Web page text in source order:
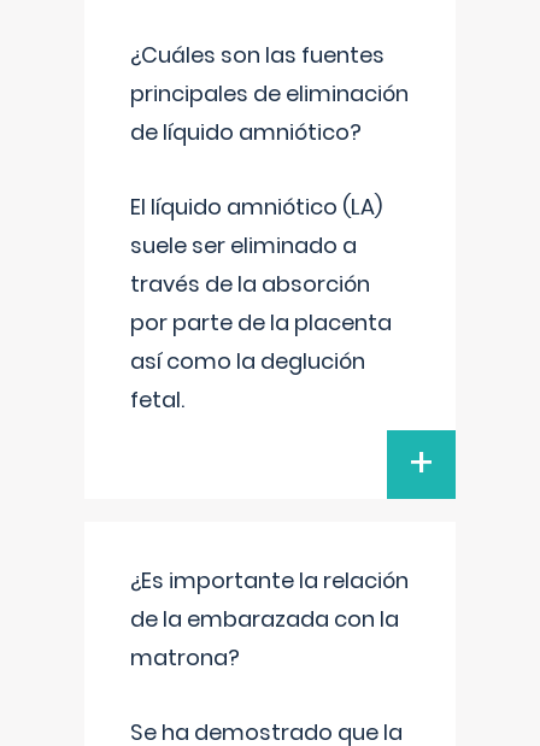
¿Cuáles son las fuentes
principales de eliminación
de líquido amniótico?
El líquido amniótico (LA)
suele ser eliminado a
través de la absorción
por parte de la placenta
así como la deglución
fetal.
+
¿Es importante la relación
de la embarazada con la
matrona?
Se ha demostrado que la